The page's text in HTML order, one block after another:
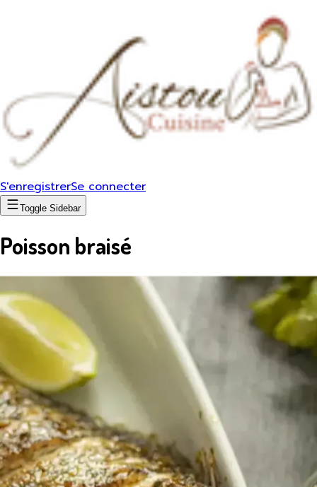
S'enregistrerSe connecter
Toggle Sidebar
Poisson braisé